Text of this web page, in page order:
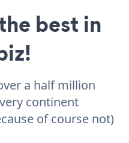
best in
a half million
continent
of course not)